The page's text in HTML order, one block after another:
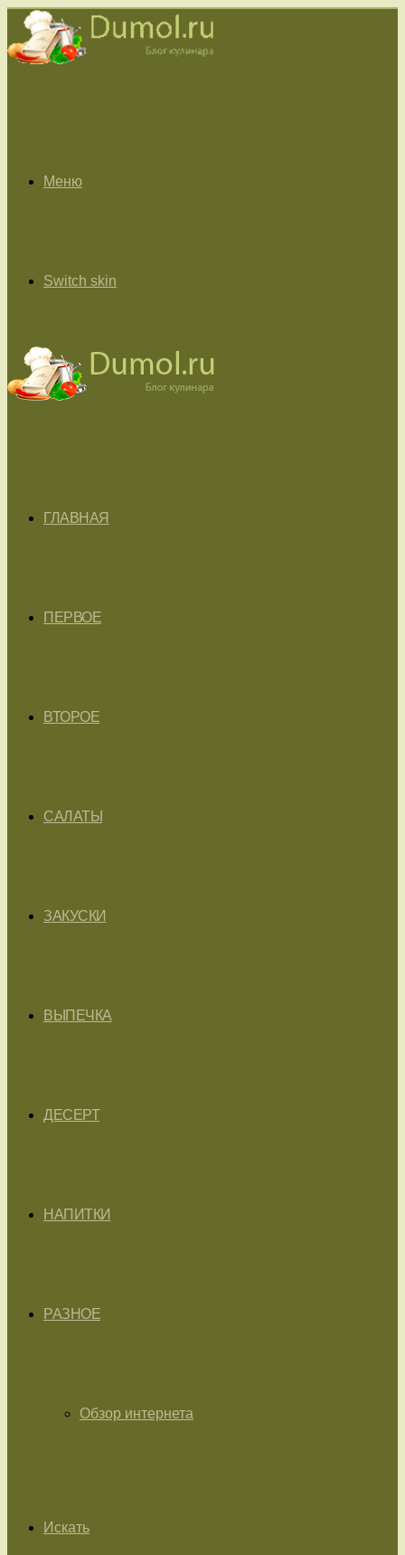
Меню
Switch skin
ГЛАВНАЯ
ПЕРВОЕ
ВТОРОЕ
САЛАТЫ
ЗАКУСКИ
ВЫПЕЧКА
ДЕСЕРТ
НАПИТКИ
РАЗНОЕ
Обзор интернета
Искать